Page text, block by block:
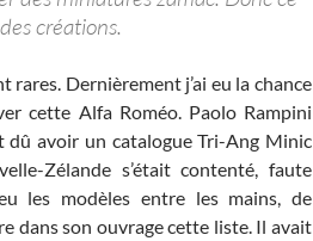
créations.
rares. Dernièrement j’ai eu la chance
cette Alfa Roméo. Paolo Rampini
dû avoir un catalogue Tri-Ang Minic
Zélande s’était contenté, faute
les modèles entre les mains, de
dans son ouvrage cette liste. Il avait